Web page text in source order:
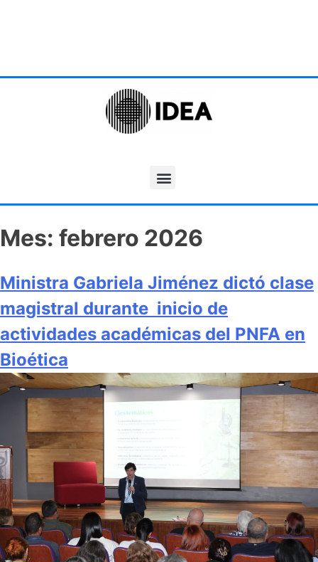
Mes: febrero 2026
Ministra Gabriela Jiménez dictó clase
magistral durante inicio de
actividades académicas del PNFA en
Bioética